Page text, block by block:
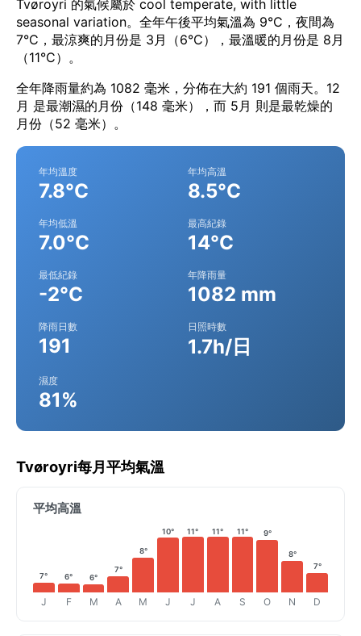
Tvøroyri 的氣候屬於 cool temperate, with little
seasonal variation。全年午後平均氣溫為 9°C，夜間為
7°C，最涼爽的月份是 3月（6°C），最溫暖的月份是 8月
（11°C）。
全年降雨量約為 1082 毫米，分佈在大約 191 個雨天。12
月 是最潮濕的月份（148 毫米），而 5月 則是最乾燥的
月份（52 毫米）。
年均溫度
7.8°C
年均高溫
8.5°C
年均低溫
7.0°C
最高紀錄
14°C
最低紀錄
-2°C
年降雨量
1082 mm
降雨日數
191
日照時數
1.7h/日
濕度
81%
Tvøroyri每月平均氣溫
平均高溫
7°
J
6°
F
6°
M
7°
A
8°
M
10°
J
11°
J
11°
A
11°
S
9°
O
8°
N
7°
D